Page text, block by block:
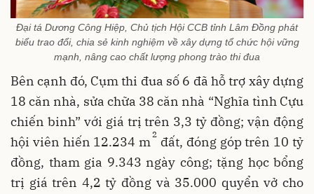
Đại tá Dương Công Hiệp, Chủ tịch Hội CCB tỉnh Lâm Đồng phát
biểu trao đổi, chia sẻ kinh nghiệm về xây dựng tổ chức hội vững
mạnh, nâng cao chất lượng phong trào thi đua
Bên cạnh đó, Cụm thi đua số 6 đã hỗ trợ xây dựng
18 căn nhà, sửa chữa 38 căn nhà “Nghĩa tình Cựu
chiến binh” với giá trị trên 3,3 tỷ đồng; vận động
hội viên hiến 12.234 m2 đất, đóng góp trên 10 tỷ
đồng, tham gia 9.343 ngày công; tặng học bổng
trị giá trên 4,2 tỷ đồng và 35.000 quyển vở cho